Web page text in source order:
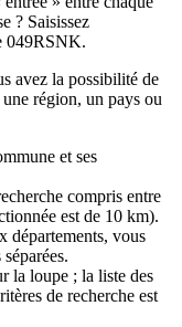
? Saisissez
049RSNK.
avez la possibilité de
région, un pays ou
et ses
compris entre
est de 10 km).
départements, vous
la loupe ; la liste des
de recherche est